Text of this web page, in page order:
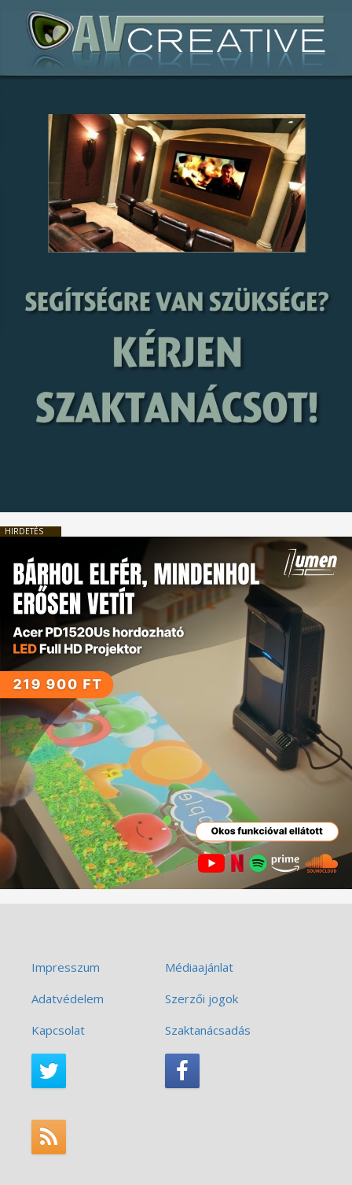
HIRDETÉS
Impresszum
Médiaajánlat
Adatvédelem
Szerzői jogok
Kapcsolat
Szaktanácsadás